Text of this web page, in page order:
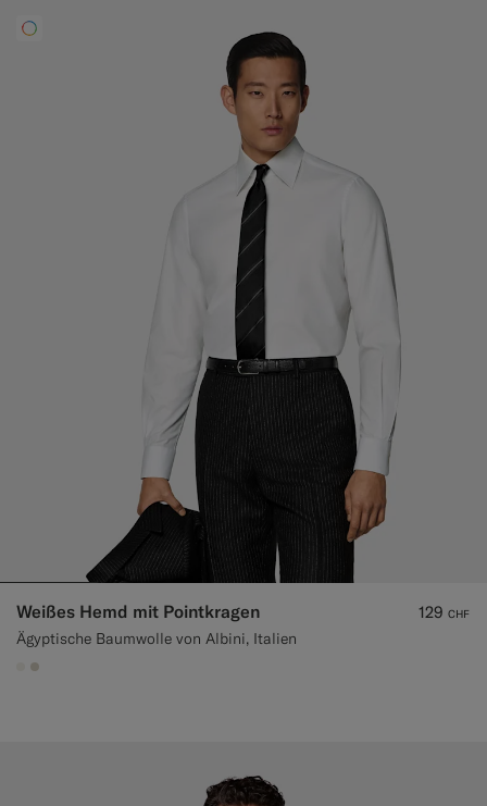
Weißes Hemd mit Pointkragen
Ägyptische Baumwolle von Albini, Italien
129 CHF
#F1EFE8
#D7D1C3